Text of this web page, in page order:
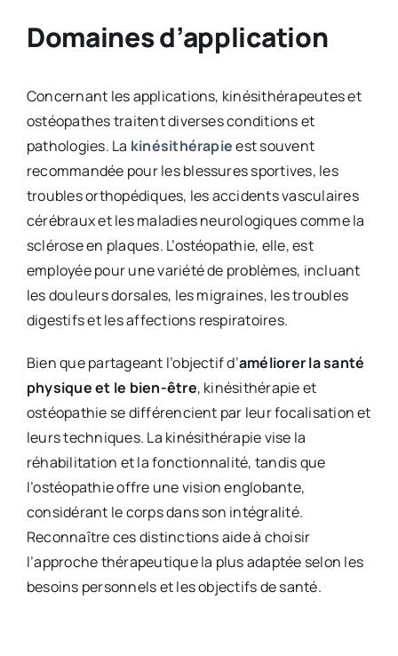
Domaines d’application
Concernant les applications, kinésithérapeutes et
ostéopathes traitent diverses conditions et
pathologies. La kinésithérapieest souvent
recommandée pour les blessures sportives, les
troubles orthopédiques, les accidents vasculaires
cérébraux et les maladies neurologiques comme la
sclérose en plaques. L’ostéopathie, elle, est
employée pour une variété de problèmes, incluant
les douleurs dorsales, les migraines, les troubles
digestifs et les affections respiratoires.
Bien que partageant l’objectif d’améliorer la santé
physique et le bien-être, kinésithérapie et
ostéopathie se différencient par leur focalisation et
leurs techniques. La kinésithérapie vise la
réhabilitation et la fonctionnalité, tandis que
l’ostéopathie offre une vision englobante,
considérant le corps dans son intégralité.
Reconnaître ces distinctions aide à choisir
l’approche thérapeutique la plus adaptée selon les
besoins personnels et les objectifs de santé.